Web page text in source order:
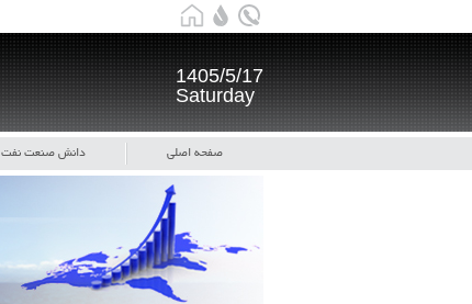
1405/5/17
Saturday
صفحه اصلی دانش صنعت نفت